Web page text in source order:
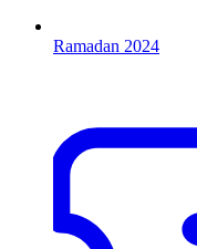
Ramadan 2024